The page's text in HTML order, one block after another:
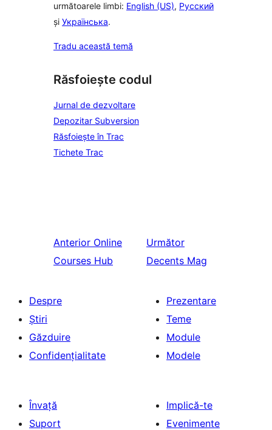
următoarele limbi: English (US), Русский
și Українська.
Tradu această temă
Răsfoiește codul
Jurnal de dezvoltare
Depozitar Subversion
Răsfoiește în Trac
Tichete Trac
Anterior Online
Courses Hub
Următor
Decents Mag
Despre
Știri
Găzduire
Confidențialitate
Prezentare
Teme
Module
Modele
Învață
Suport
Implică-te
Evenimente